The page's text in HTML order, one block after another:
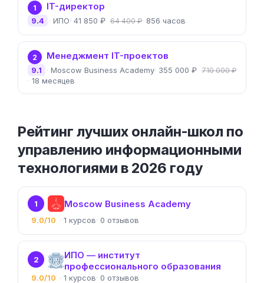
1 IT-директор
ИПО 41 850 ₽ 64 400 ₽ 856 часов
9.4
2 Менеджмент IT-проектов
Moscow Business Academy 355 000 ₽ 710 000 ₽
18 месяцев
9.1
Рейтинг лучших онлайн-школ по
управлению информационными
технологиями в 2026 году
1 Moscow Business Academy
9.0/10 1 0
2
ИПО — институт
профессионального образования
9.0/10 1 0